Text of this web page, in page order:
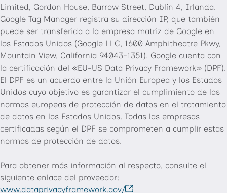
Limited, Gordon House, Barrow Street, Dublín 4, Irlanda.
Google Tag Manager registra su dirección IP, que también
puede ser transferida a la empresa matriz de Google en
los Estados Unidos (Google LLC, 1600 Amphitheatre Pkwy,
Mountain View, California 94043-1351). Google cuenta con
la certificación del «EU-US Data Privacy Framework» (DPF).
El DPF es un acuerdo entre la Unión Europea y los Estados
Unidos cuyo objetivo es garantizar el cumplimiento de las
normas europeas de protección de datos en el tratamiento
de datos en los Estados Unidos. Todas las empresas
certificadas según el DPF se comprometen a cumplir estas
normas de protección de datos.
Para obtener más información al respecto, consulte el
siguiente enlace del proveedor:
www.dataprivacyframework.gov/